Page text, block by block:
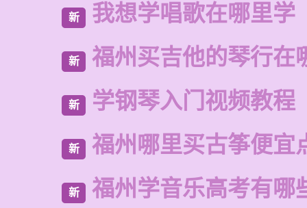
新 我想学唱歌在哪里学
新 福州买吉他的琴行在
新 学钢琴入门视频教程
新 福州哪里买古筝便宜
新 福州学音乐高考有哪